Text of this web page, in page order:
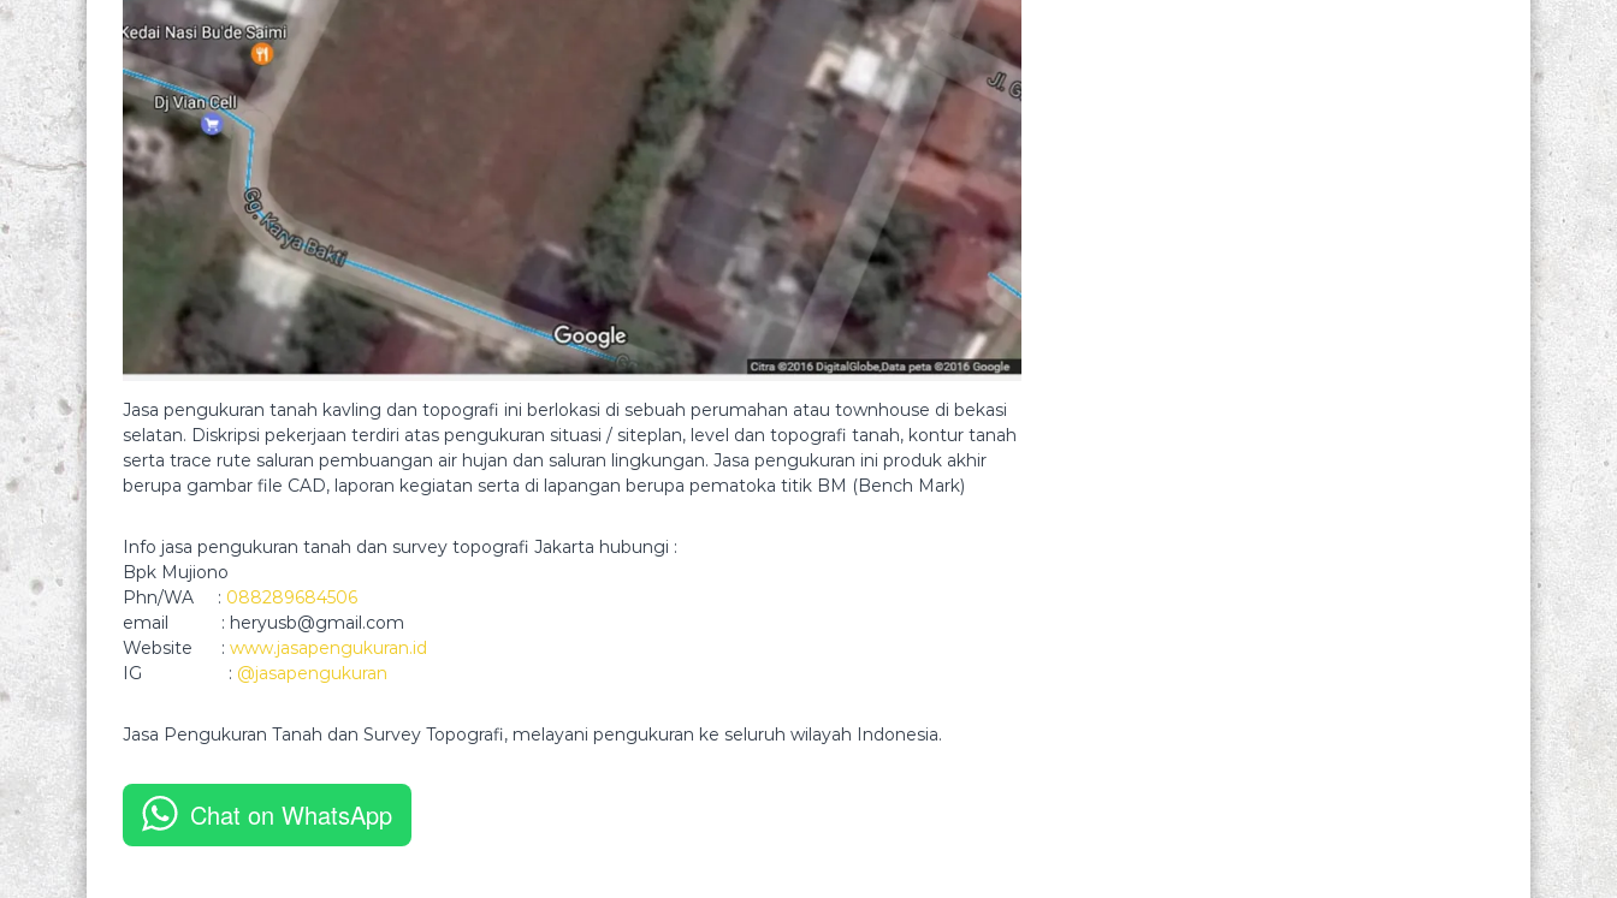
Jasa pengukuran tanah kavling dan topografi ini berlokasi di sebuah perumahan atau townhouse di bekasi
selatan. Diskripsi pekerjaan terdiri atas pengukuran situasi / siteplan, level dan topografi tanah, kontur tanah
serta trace rute saluran pembuangan air hujan dan saluran lingkungan. Jasa pengukuran ini produk akhir
berupa gambar file CAD, laporan kegiatan serta di lapangan berupa pematoka titik BM (Bench Mark)
Info jasa pengukuran tanah dan survey topografi Jakarta hubungi :
Bpk Mujiono
Phn/WA : 088289684506
email : heryusb@gmail.com
Website : www.jasapengukuran.id
IG : @jasapengukuran
Jasa Pengukuran Tanah dan Survey Topografi, melayani pengukuran ke seluruh wilayah Indonesia.
Chat on WhatsApp